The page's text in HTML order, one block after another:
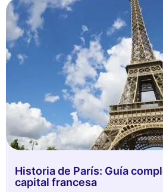
Historia de París: Guía
capital francesa